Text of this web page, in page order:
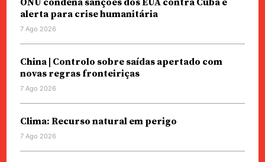
alerta para crise humanitária
7 Ago 2026
China | Controlo sobre saídas apertado com
novas regras fronteiriças
7 Ago 2026
Clima: Recurso natural em perigo
7 Ago 2026